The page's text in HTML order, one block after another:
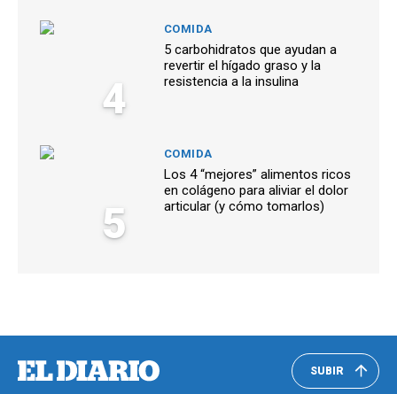
4
COMIDA
5 carbohidratos que ayudan a
revertir el hígado graso y la
resistencia a la insulina
5
COMIDA
Los 4 “mejores” alimentos ricos
en colágeno para aliviar el dolor
articular (y cómo tomarlos)
SUBIR